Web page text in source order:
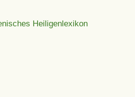
Heiligenlexikon